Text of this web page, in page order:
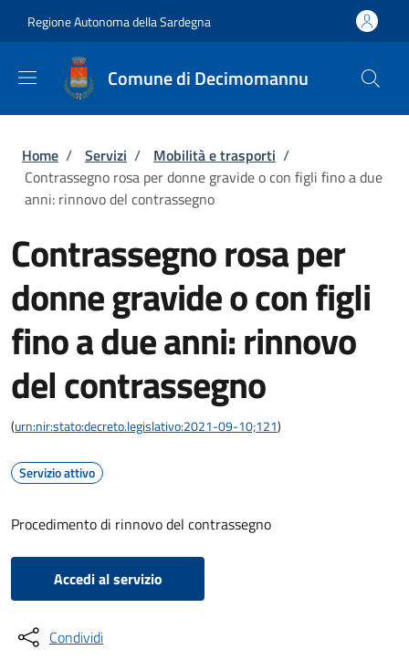
Regione Autonoma della Sardegna
Comune di Decimomannu
Briciole di pane
Home / Servizi / Mobilità e trasporti /
Contrassegno rosa per donne gravide o con figli fino a due
anni: rinnovo del contrassegno
Contrassegno rosa per
donne gravide o con figli
fino a due anni: rinnovo
del contrassegno
(urn:nir:stato:decreto.legislativo:2021-09-10;121)
Servizio attivo
Procedimento di rinnovo del contrassegno
Accedi al servizio
Condividi